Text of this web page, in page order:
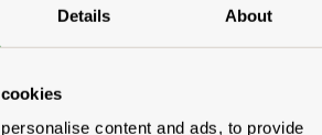
Details About
content and ads, to provide